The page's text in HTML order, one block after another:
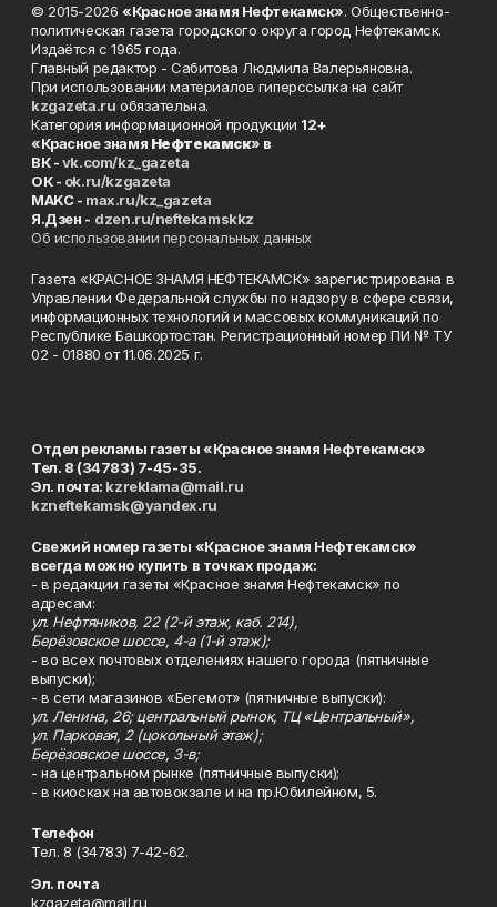
© 2015-2026 «Красное знамя Нефтекамск». Общественно-
политическая газета городского округа город Нефтекамск.
Издаётся с 1965 года.
Главный редактор - Сабитова Людмила Валерьяновна.
При использовании материалов гиперссылка на сайт
kzgazeta.ru обязательна.
Категория информационной продукции 12+
«Красное знамя Нефтекамск» в
ВК -vk.com/kz_gazeta
ОК - ok.ru/kzgazeta
MAKC - max.ru/kz_gazeta
Я.Дзен - dzen.ru/neftekamskkz
Об использовании персональных данных
Газета «КРАСНОЕ ЗНАМЯ НЕФТЕКАМСК» зарегистрирована в
Управлении Федеральной службы по надзору в сфере связи,
информационных технологий и массовых коммуникаций по
Республике Башкортостан. Регистрационный номер ПИ № ТУ
02 - 01880 от 11.06.2025 г.
Отдел рекламы газеты «Красное знамя Нефтекамск»
Тел. 8 (34783) 7-45-35.
Эл. почта: kzreklama@mail.ru
kzneftekamsk@yandex.ru
Свежий номер газеты «Красное знамя Нефтекамск»
всегда можно купить в точках продаж:
- в редакции газеты «Красное знамя Нефтекамск» по
адресам:
ул. Нефтяников, 22 (2-й этаж, каб. 214),
Берёзовское шоссе, 4-а (1-й этаж);
- во всех почтовых отделениях нашего города (пятничные
выпуски);
- в сети магазинов «Бегемот» (пятничные выпуски):
ул. Ленина, 26; центральный рынок, ТЦ «Центральный»,
ул. Парковая, 2 (цокольный этаж);
Берёзовское шоссе, 3-в;
- на центральном рынке (пятничные выпуски);
- в киосках на автовокзале и на пр.Юбилейном, 5.
Телефон
Тел. 8 (34783) 7-42-62.
Эл. почта
kzgazeta@mail.ru